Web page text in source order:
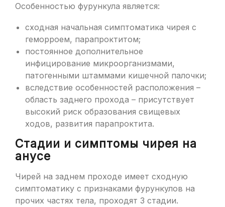
Особенностью фурункула является:
сходная начальная симптоматика чирея с
геморроем, парапроктитом;
постоянное дополнительное
инфицирование микроорганизмами,
патогенными штаммами кишечной палочки;
вследствие особенностей расположения –
область заднего прохода – присутствует
высокий риск образования свищевых
ходов, развития парапроктита.
Стадии и симптомы чирея на
анусе
Чирей на заднем проходе имеет сходную
симптоматику с признаками фурункулов на
прочих частях тела, проходят 3 стадии.